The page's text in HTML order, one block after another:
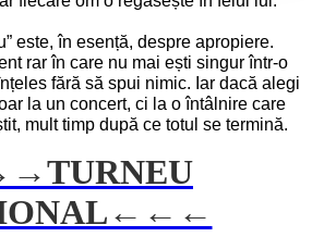
în esență, despre apropiere.
rar în care nu mai ești singur într-o
fără să spui nimic. Iar dacă alegi
la un concert, ci la o întâlnire care
mult timp după ce totul se termină.
TURNEU